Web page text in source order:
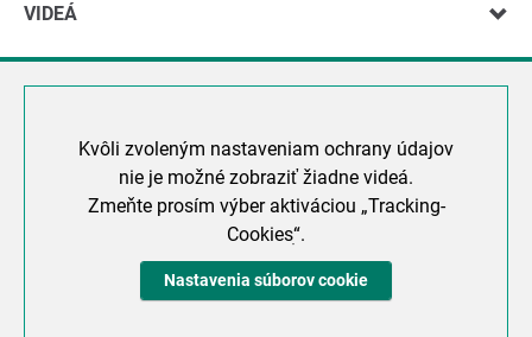
VIDEÁ
Kvôli zvoleným nastaveniam ochrany údajov
nie je možné zobraziť žiadne videá.
Zmeňte prosím výber aktiváciou „Tracking-
Cookiesׅ“.
Nastavenia súborov cookie